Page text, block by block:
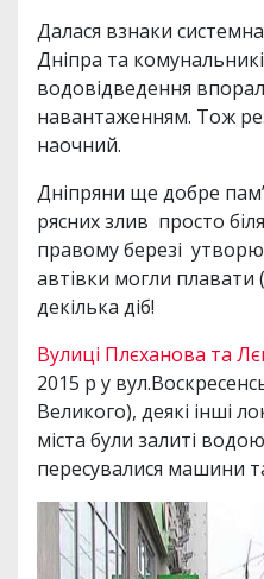
Далася взнаки
Дніпра та
водовідведення
навантаженням. Тож
наочний.
Дніпряни ще добре
рясних злив просто
правому березі
автівки могли плавати
декілька діб!
Вулиці Плєханова та
2015 р у
Великого), деякі інші
міста були залиті
пересувалися машини